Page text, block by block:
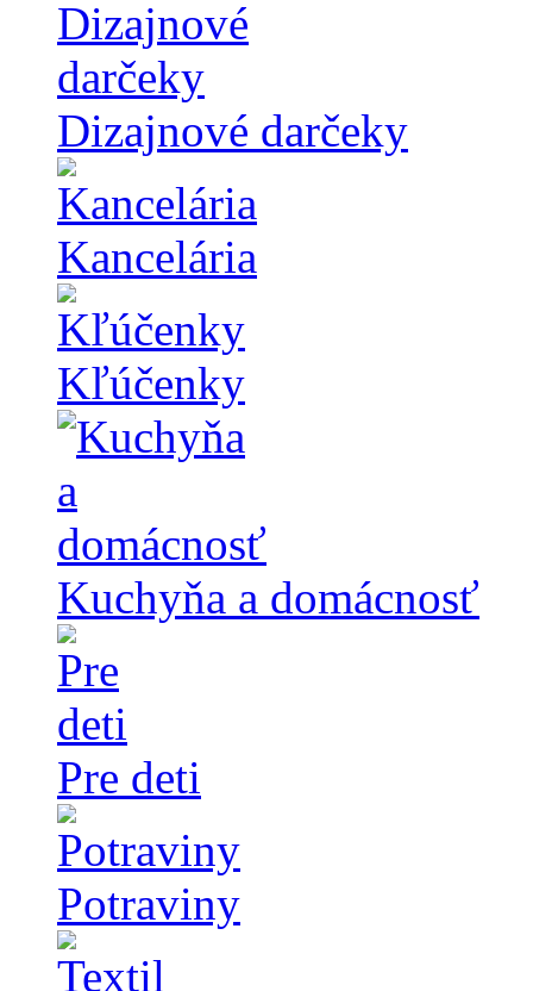
Dizajnové darčeky
Kancelária
Kľúčenky
Kuchyňa a domácnosť
Pre deti
Potraviny